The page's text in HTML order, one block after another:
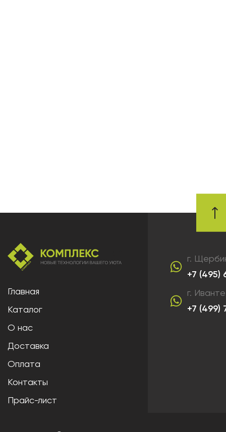
Главная
Каталог
О нас
Доставка
Оплата
Контакты
Прайс-лист
г.
+7 (495)
г.
+7 (499)